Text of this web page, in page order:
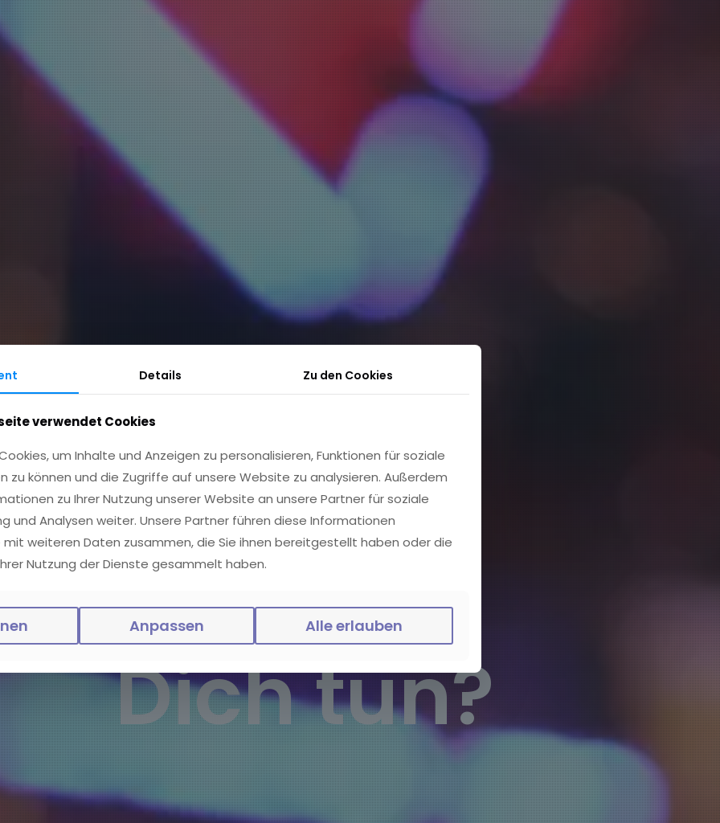
Was
können
für
Dich tun?
Details Zu den Cookies
verwendet Cookies
um Inhalte und Anzeigen zu personalisieren, Funktionen für soziale
zu können und die Zugriffe auf unsere Website zu analysieren. Außerdem
zu Ihrer Nutzung unserer Website an unsere Partner für soziale
und Analysen weiter. Unsere Partner führen diese Informationen
weiteren Daten zusammen, die Sie ihnen bereitgestellt haben oder die
Nutzung der Dienste gesammelt haben.
Anpassen Alle erlauben